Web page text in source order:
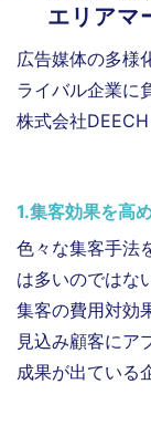
エリアマ
広告媒体の多様
ライバル企業に
株式会社
1.集客効果を高
色々な集客手法
は多いのではな
集客の費用対効
見込み顧客にア
成果が出ている